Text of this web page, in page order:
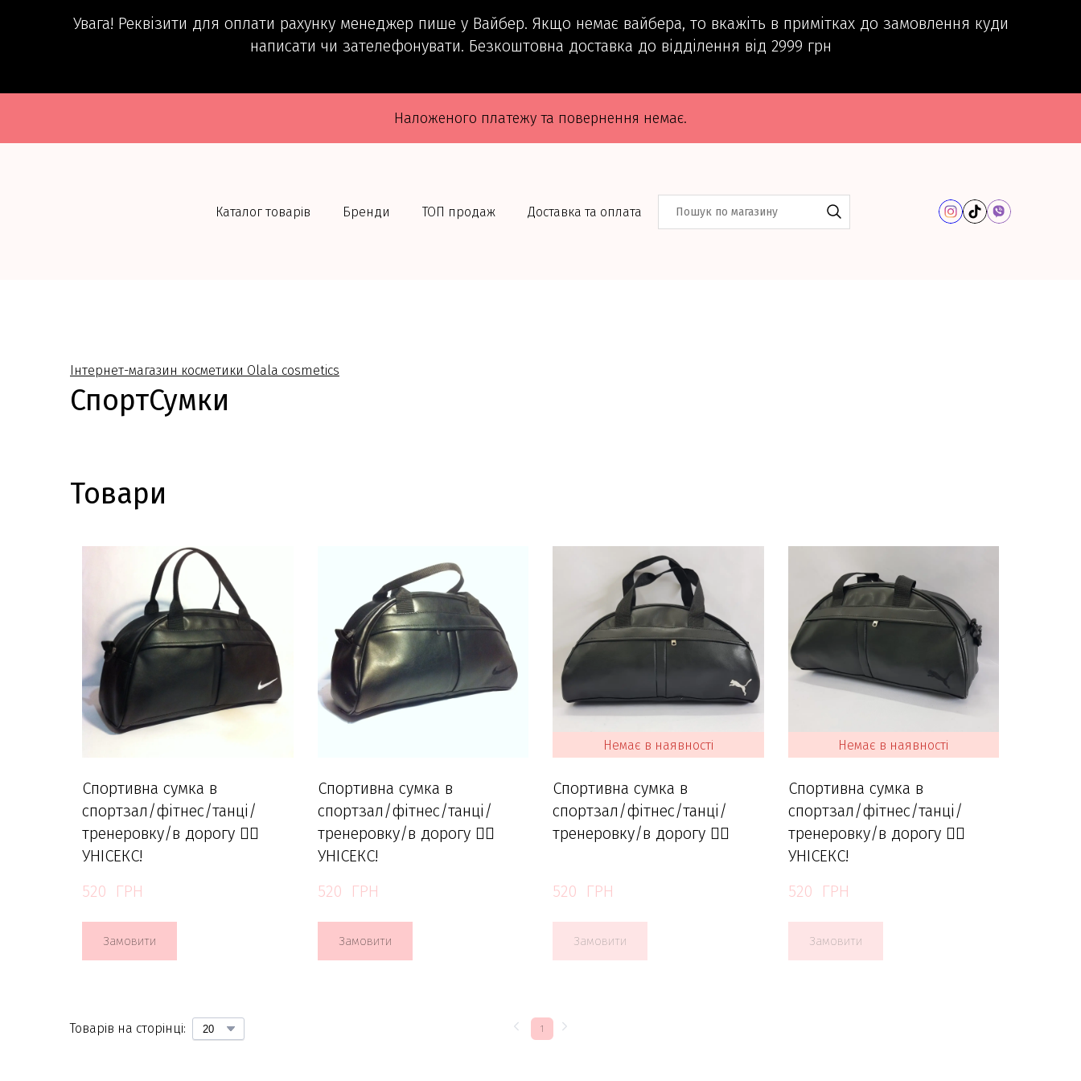
Увага! Реквізити для оплати рахунку менеджер пише у Вайбер. Якщо немає вайбера, то вкажіть в примітках до замовлення куди
написати чи зателефонувати. Безкоштовна доставка до відділення від 2999 грн
Наложеного платежу та повернення немає.
Каталог товарів Бренди ТОП продаж Доставка та оплата
Інтернет-магазин косметики Olala cosmetics
СпортСумки
Товари
Спортивна сумка в
спортзал/фітнес/танці/
тренеровку/в дорогу 🏋️‍♀️
УНІСЕКС!
520  ГРН
Замовити
Спортивна сумка в
спортзал/фітнес/танці/
тренеровку/в дорогу 🏋️‍♀️
УНІСЕКС!
520  ГРН
Замовити
Немає в наявності
Спортивна сумка в
спортзал/фітнес/танці/
тренеровку/в дорогу 🏋️‍♀️
520  ГРН
Замовити
Немає в наявності
Спортивна сумка в
спортзал/фітнес/танці/
тренеровку/в дорогу 🏋️‍♀️
УНІСЕКС!
520  ГРН
Замовити
Товарів на сторінці: 1